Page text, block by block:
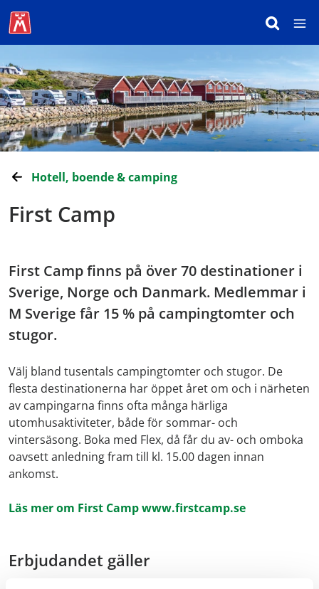
Hotell, boende & camping
First Camp
First Camp finns på över 70 destinationer i
Sverige, Norge och Danmark. Medlemmar i
M Sverige får 15 % på campingtomter och
stugor.
Välj bland tusentals campingtomter och stugor. De
flesta destinationerna har öppet året om och i närheten
av campingarna finns ofta många härliga
utomhusaktiviteter, både för sommar- och
vintersäsong. Boka med Flex, då får du av- och omboka
oavsett anledning fram till kl. 15.00 dagen innan
ankomst.
Läs mer om First Camp www.firstcamp.se
Erbjudandet gäller